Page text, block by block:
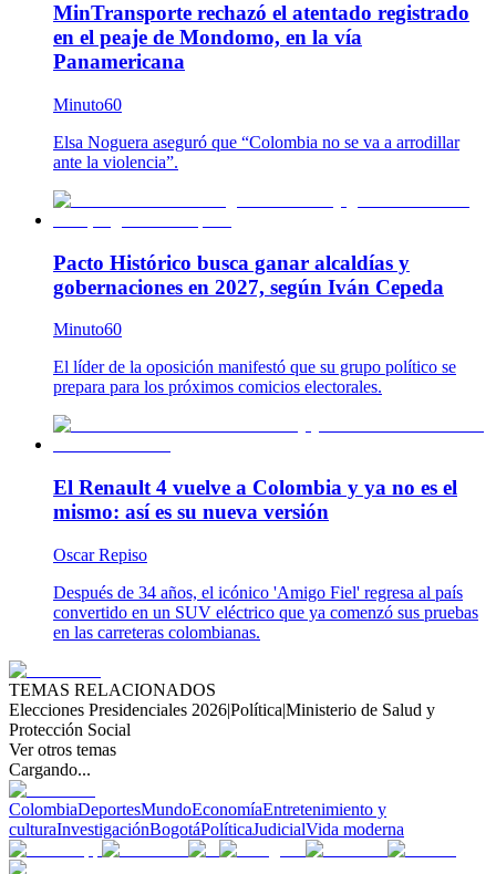
MinTransporte rechazó el atentado registrado
en el peaje de Mondomo, en la vía
Panamericana
Minuto60
Elsa Noguera aseguró que “Colombia no se va a arrodillar
ante la violencia”.
Pacto Histórico busca ganar alcaldías y
gobernaciones en 2027, según Iván Cepeda
Minuto60
El líder de la oposición manifestó que su grupo político se
prepara para los próximos comicios electorales.
El Renault 4 vuelve a Colombia y ya no es el
mismo: así es su nueva versión
Oscar Repiso
Después de 34 años, el icónico 'Amigo Fiel' regresa al país
convertido en un SUV eléctrico que ya comenzó sus pruebas
en las carreteras colombianas.
TEMAS RELACIONADOS
Elecciones Presidenciales 2026|Política|Ministerio de Salud y
Protección Social
Ver otros temas
Cargando...
ColombiaDeportesMundoEconomíaEntretenimiento y
culturaInvestigaciónBogotáPolíticaJudicialVida moderna